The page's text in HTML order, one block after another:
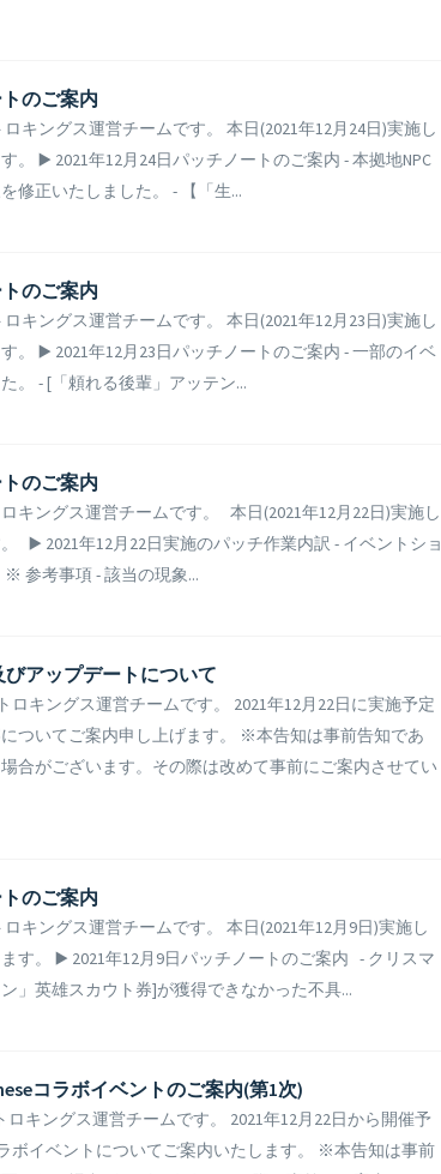
のご案内
キングス運営チームです。 本日(2021年12月24日)実施し
。 ▶️ 2021年12月24日パッチノートのご案内 - 本拠地NPC
修正いたしました。 - 【「生...
のご案内
キングス運営チームです。 本日(2021年12月23日)実施し
。 ▶️ 2021年12月23日パッチノートのご案内 - 一部のイベ
。 - [「頼れる後輩」アッテン...
のご案内
キングス運営チームです。 本日(2021年12月22日)実施し
▶️ 2021年12月22日実施のパッチ作業内訳 - イベントショ
参考事項 - 該当の現象...
びアップデートについて
キングス運営チームです。 2021年12月22日に実施予定
ついてご案内申し上げます。 ※本告知は事前告知であ
合がございます。その際は改めて事前にご案内させてい
のご案内
キングス運営チームです。 本日(2021年12月9日)実施し
す。 ▶️ 2021年12月9日パッチノートのご案内 - クリスマ
」英雄スカウト券]が獲得できなかった不具...
コラボイベントのご案内(第1次)
キングス運営チームです。 2021年12月22日から開催予
ボイベントについてご案内いたします。 ※本告知は事前